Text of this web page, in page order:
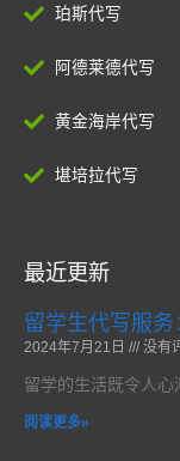
珀斯代写
阿德莱德代写
黄金海岸代写
堪培拉代写
最近更新
留学生代写服
2024年7月21日 没有
留学的生活既令人
阅读更多»